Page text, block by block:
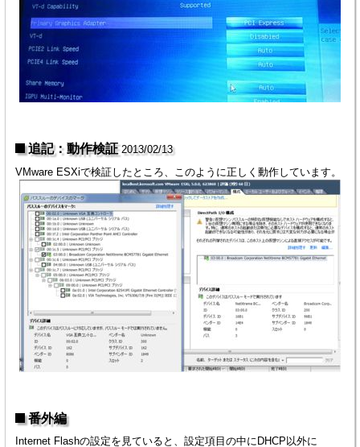
追記：動作検証 2013/02/13
VMware ESXiで検証したところ、このように正しく動作しています。
番外編
Internet Flashの設定を見ていると、設定項目の中にDHCP以外に